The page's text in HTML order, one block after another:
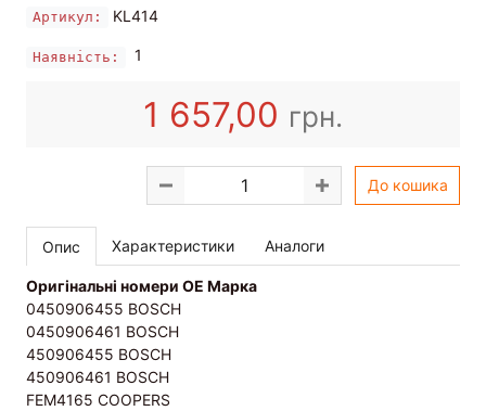
Артикул: KL414
Наявність: 1
1 657,00 грн.
До кошика
Опис Характеристики Аналоги
Оригінальні номери OE Марка
0450906455 BOSCH
0450906461 BOSCH
450906455 BOSCH
450906461 BOSCH
FEM4165 COOPERS